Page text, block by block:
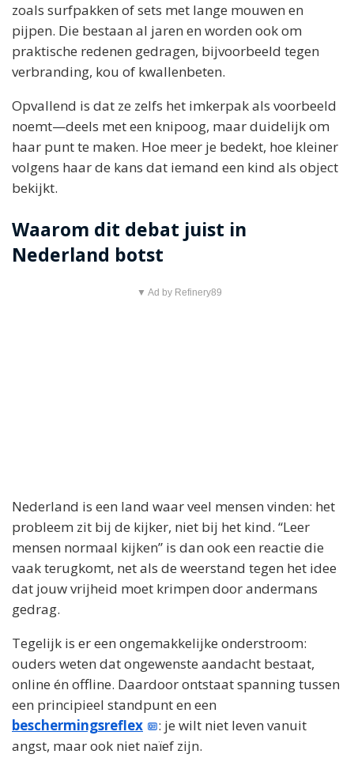
zoals surfpakken of sets met lange mouwen en
pijpen. Die bestaan al jaren en worden ook om
praktische redenen gedragen, bijvoorbeeld tegen
verbranding, kou of kwallenbeten.
Opvallend is dat ze zelfs het imkerpak als voorbeeld
noemt—deels met een knipoog, maar duidelijk om
haar punt te maken. Hoe meer je bedekt, hoe kleiner
volgens haar de kans dat iemand een kind als object
bekijkt.
Waarom dit debat juist in
Nederland botst
▼ Ad by Refinery89
Nederland is een land waar veel mensen vinden: het
probleem zit bij de kijker, niet bij het kind. “Leer
mensen normaal kijken” is dan ook een reactie die
vaak terugkomt, net als de weerstand tegen het idee
dat jouw vrijheid moet krimpen door andermans
gedrag.
Tegelijk is er een ongemakkelijke onderstroom:
ouders weten dat ongewenste aandacht bestaat,
online én offline. Daardoor ontstaat spanning tussen
een principieel standpunt en een
beschermingsreflex
: je wilt niet leven vanuit
angst, maar ook niet naïef zijn.